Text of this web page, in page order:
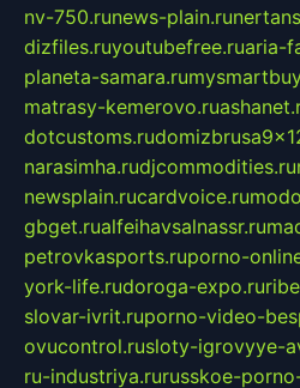
nv-750.runews-plain.ru
dizfiles.ruyoutubefree.ruaria-
planeta-samara.ru
matrasy-kemerovo.ru
dotcustoms.ru
narasimha.rudjcommodities.ru
newsplain.rucardvoice.ru
gbget.rualfeihavsalnassr.ru
petrovkasports.ruporno-
york-life.rudoroga-expo.ru
slovar-ivrit.ruporno-video-
ovucontrol.rusloty-igrovyye-
ru-industriya.rurusskoe-